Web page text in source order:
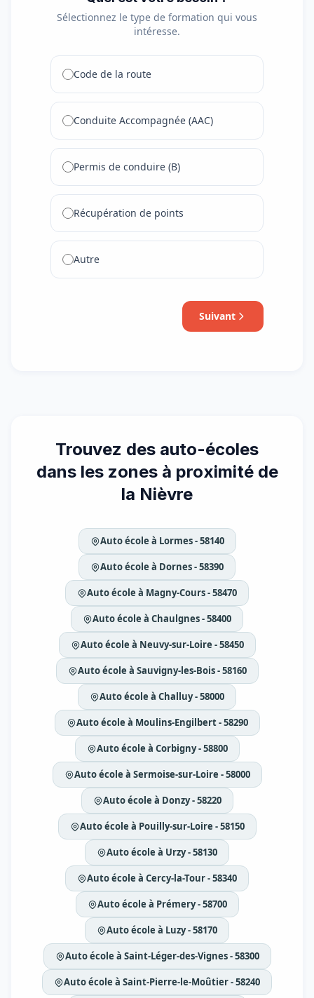
Sélectionnez le type de formation qui vous
intéresse.
Code de la route
Conduite Accompagnée (AAC)
Permis de conduire (B)
Récupération de points
Autre
Suivant
Trouvez des auto-écoles
dans les zones à proximité de
la Nièvre
Auto école à Lormes - 58140
Auto école à Dornes - 58390
Auto école à Magny-Cours - 58470
Auto école à Chaulgnes - 58400
Auto école à Neuvy-sur-Loire - 58450
Auto école à Sauvigny-les-Bois - 58160
Auto école à Challuy - 58000
Auto école à Moulins-Engilbert - 58290
Auto école à Corbigny - 58800
Auto école à Sermoise-sur-Loire - 58000
Auto école à Donzy - 58220
Auto école à Pouilly-sur-Loire - 58150
Auto école à Urzy - 58130
Auto école à Cercy-la-Tour - 58340
Auto école à Prémery - 58700
Auto école à Luzy - 58170
Auto école à Saint-Léger-des-Vignes - 58300
Auto école à Saint-Pierre-le-Moûtier - 58240